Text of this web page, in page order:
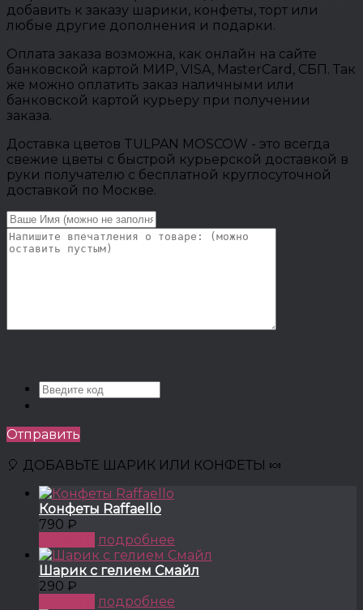
добавить к заказу шарики, конфеты, торт или
любые другие дополнения и подарки.
Оплата заказа возможна, как онлайн на сайте
банковской картой МИР, VISA, MasterCard, СБП. Так
же можно оплатить заказ наличными или
банковской картой курьеру при получении
заказа.
Доставка цветов TULPAN MOSCOW - это всегда
свежие цветы с быстрой курьерской доставкой в
руки получателю с бесплатной круглосуточной
доставкой по Москве.
Отправить
🎈 ДОБАВЬТЕ ШАРИК ИЛИ КОНФЕТЫ 🍬
Конфеты Raffaello
790 ₽
подробнее
Шарик с гелием Смайл
290 ₽
подробнее